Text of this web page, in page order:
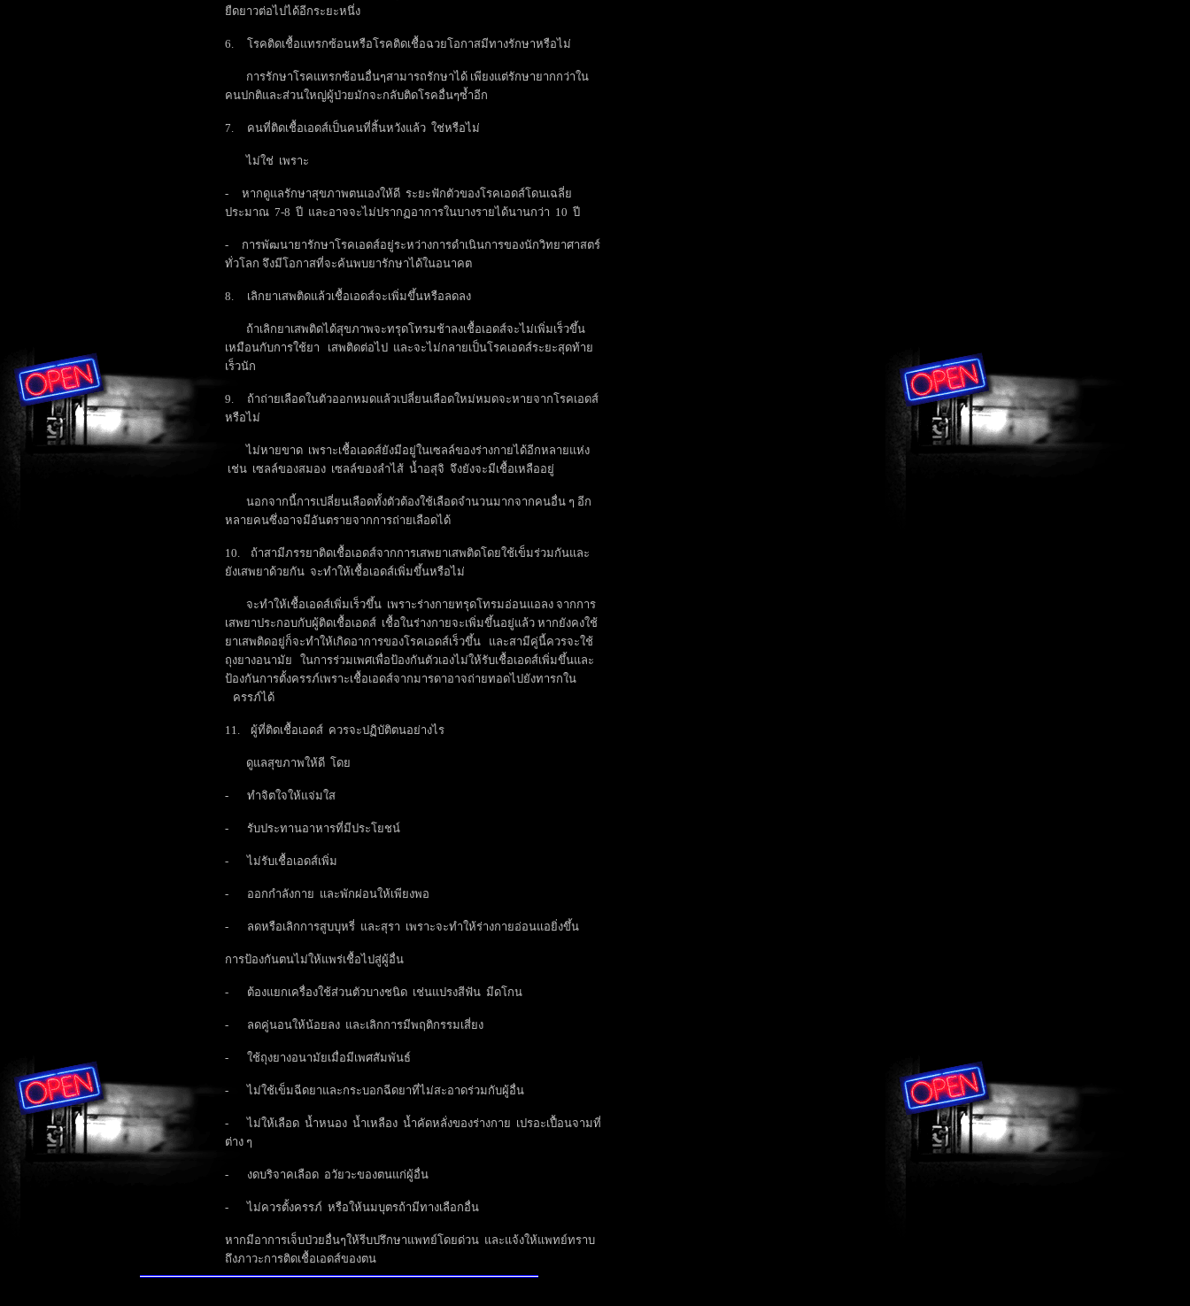
ยืดยาวต่อไปได้อีกระยะหนึ่ง
6. โรคติดเชื้อแทรกซ้อนหรือโรคติดเชื้อฉวยโอกาสมีทางรักษาหรือไม่
การรักษาโรคแทรกซ้อนอื่นๆสามารถรักษาได้ เพียงแต่รักษายากกว่าใน
คนปกติและส่วนใหญ่ผู้ป่วยมักจะกลับติดโรคอื่นๆซ้ำอีก
7. คนที่ติดเชื้อเอดส์เป็นคนที่สิ้นหวังแล้ว ใช่หรือไม่
ไม่ใช่ เพราะ
- หากดูแลรักษาสุขภาพตนเองให้ดี ระยะฟักตัวของโรคเอดส์โดนเฉลี่ย
ประมาณ 7-8 ปี และอาจจะไม่ปรากฏอาการในบางรายได้นานกว่า 10 ปี
- การพัฒนายารักษาโรคเอดส์อยู่ระหว่างการดำเนินการของนักวิทยาศาสตร์
ทั่วโลก จึงมีโอกาสที่จะค้นพบยารักษาได้ในอนาคต
8. เลิกยาเสพติดแล้วเชื้อเอดส์จะเพิ่มขึ้นหรือลดลง
ถ้าเลิกยาเสพติดได้สุขภาพจะทรุดโทรมช้าลงเชื้อเอดส์จะไม่เพิ่มเร็วขึ้น
เหมือนกับการใช้ยา เสพติดต่อไป และจะไม่กลายเป็นโรคเอดส์ระยะสุดท้าย
เร็วนัก
9. ถ้าถ่ายเลือดในตัวออกหมดแล้วเปลี่ยนเลือดใหม่หมดจะหายจากโรคเอดส์
หรือไม่
ไม่หายขาด เพราะเชื้อเอดส์ยังมีอยู่ในเซลล์ของร่างกายได้อีกหลายแห่ง
เช่น เซลล์ของสมอง เซลล์ของลำไส้ น้ำอสุจิ จึงยังจะมีเชื้อเหลืออยู่
นอกจากนี้การเปลี่ยนเลือดทั้งตัวต้องใช้เลือดจำนวนมากจากคนอื่น ๆ อีก
หลายคนซึ่งอาจมีอันตรายจากการถ่ายเลือดได้
10. ถ้าสามีภรรยาติดเชื้อเอดส์จากการเสพยาเสพติดโดยใช้เข็มร่วมกันและ
ยังเสพยาด้วยกัน จะทำให้เชื้อเอดส์เพิ่มขึ้นหรือไม่
จะทำให้เชื้อเอดส์เพิ่มเร็วขึ้น เพราะร่างกายทรุดโทรมอ่อนแอลง จากการ
เสพยาประกอบกับผู้ติดเชื้อเอดส์ เชื้อในร่างกายจะเพิ่มขึ้นอยู่แล้ว หากยังคงใช้
ยาเสพติดอยู่ก็จะทำให้เกิดอาการของโรคเอดส์เร็วขึ้น และสามีคู่นี้ควรจะใช้
ถุงยางอนามัย ในการร่วมเพศเพื่อป้องกันตัวเองไม่ให้รับเชื้อเอดส์เพิ่มขึ้นและ
ป้องกันการตั้งครรภ์เพราะเชื้อเอดส์จากมารดาอาจถ่ายทอดไปยังทารกใน
ครรภ์ได้
11. ผู้ที่ติดเชื้อเอดส์ ควรจะปฏิบัติตนอย่างไร
ดูแลสุขภาพให้ดี โดย
- ทำจิตใจให้แจ่มใส
- รับประทานอาหารที่มีประโยชน์
- ไม่รับเชื้อเอดส์เพิ่ม
- ออกกำลังกาย และพักผ่อนให้เพียงพอ
- ลดหรือเลิกการสูบบุหรี่ และสุรา เพราะจะทำให้ร่างกายอ่อนแอยิ่งขึ้น
การป้องกันตนไม่ให้แพร่เชื้อไปสู่ผู้อื่น
- ต้องแยกเครื่องใช้ส่วนตัวบางชนิด เช่นแปรงสีฟัน มีดโกน
- ลดคู่นอนให้น้อยลง และเลิกการมีพฤติกรรมเสี่ยง
- ใช้ถุงยางอนามัยเมื่อมีเพศสัมพันธ์
- ไม่ใช้เข็มฉีดยาและกระบอกฉีดยาที่ไม่สะอาดร่วมกับผู้อื่น
- ไม่ให้เลือด น้ำหนอง น้ำเหลือง น้ำคัดหลั่งของร่างกาย เปรอะเปื้อนจามที่
ต่าง ๆ
- งดบริจาคเลือด อวัยวะของตนแก่ผู้อื่น
- ไม่ควรตั้งครรภ์ หรือให้นมบุตรถ้ามีทางเลือกอื่น
หากมีอาการเจ็บป่วยอื่นๆให้รีบปรึกษาแพทย์โดยด่วน และแจ้งให้แพทย์ทราบ
ถึงภาวะการติดเชื้อเอดส์ของตน